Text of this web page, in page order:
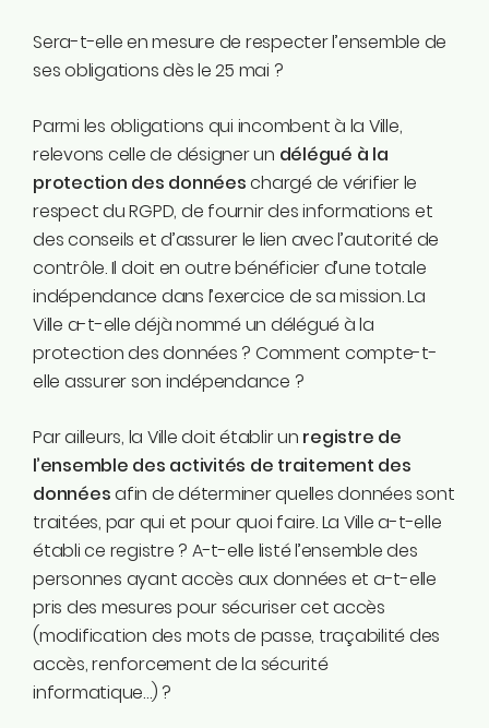
Sera-t-elle en mesure de respecter l’ensemble de
ses obligations dès le 25 mai ?
Parmi les obligations qui incombent à la Ville,
relevons celle de désigner un délégué à la
protection des donnéeschargé de vérifier le
respect du RGPD, de fournir des informations et
des conseils et d’assurer le lien avec l’autorité de
contrôle. Il doit en outre bénéficier d’une totale
indépendance dans l’exercice de sa mission. La
Ville a-t-elle déjà nommé un délégué à la
protection des données ? Comment compte-t-
elle assurer son indépendance ?
Par ailleurs, la Ville doit établir un registre de
l’ensemble des activités de traitement des
donnéesafin de déterminer quelles données sont
traitées, par qui et pour quoi faire. La Ville a-t-elle
établi ce registre ? A-t-elle listé l’ensemble des
personnes ayant accès aux données et a-t-elle
pris des mesures pour sécuriser cet accès
(modification des mots de passe, traçabilité des
accès, renforcement de la sécurité
informatique…) ?